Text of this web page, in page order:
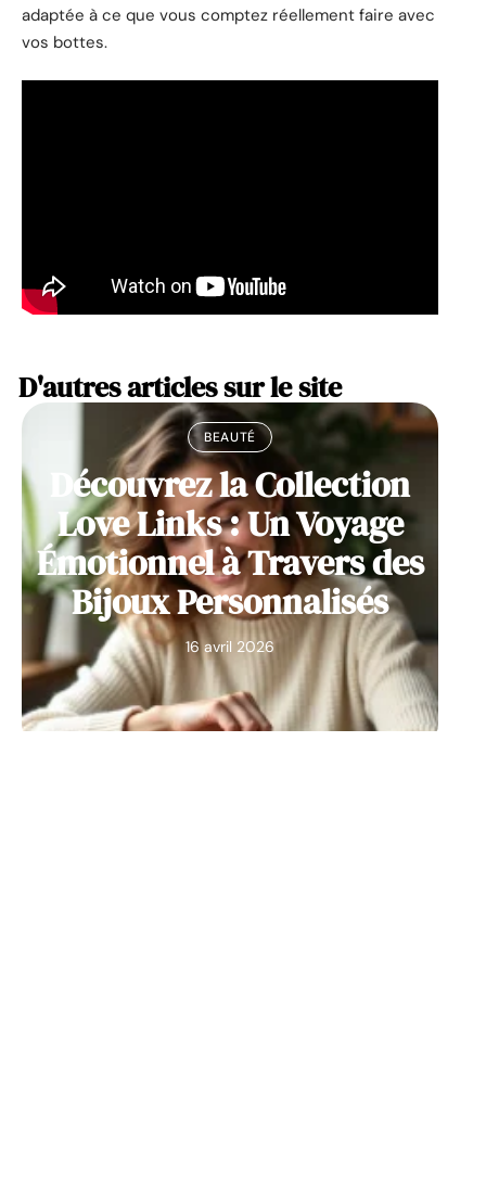
adaptée à ce que vous comptez réellement faire avec
vos bottes.
D'autres articles sur le site
BEAUTÉ
Découvrez la Collection
Love Links : Un Voyage
Émotionnel à Travers des
Bijoux Personnalisés
16 avril 2026